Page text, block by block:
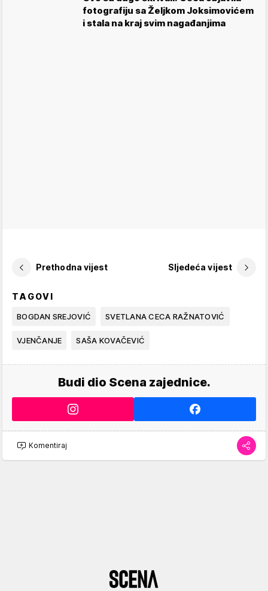
fotografiju sa Željkom Joksimovićem
i stala na kraj svim nagađanjima
Prethodna vijest Sljedeća vijest
TAGOVI
BOGDAN SREJOVIĆ SVETLANA CECA RAŽNATOVIĆ
VJENČANJE SAŠA KOVAČEVIĆ
Budi dio Scena zajednice.
Komentiraj